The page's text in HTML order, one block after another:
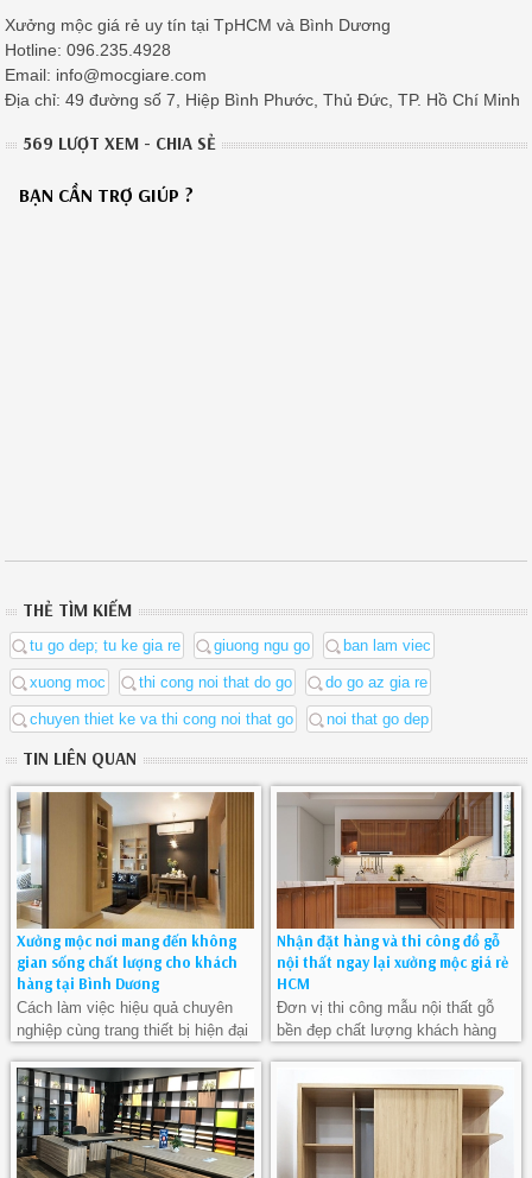
Xưởng mộc giá rẻ uy tín tại TpHCM và Bình Dương
Hotline: 096.235.4928
Email: info@mocgiare.com
Địa chỉ: 49 đường số 7, Hiệp Bình Phước, Thủ Đức, TP. Hồ Chí Minh
569 LƯỢT XEM - CHIA SẺ
BẠN CẦN TRỢ GIÚP ?
THẺ TÌM KIẾM
tu go dep; tu ke gia re giuong ngu go ban lam viec
xuong moc thi cong noi that do go do go az gia re
chuyen thiet ke va thi cong noi that go noi that go dep
TIN LIÊN QUAN
Xưởng mộc nơi mang đến không
gian sống chất lượng cho khách
hàng tại Bình Dương
Cách làm việc hiệu quả chuyên
nghiệp cùng trang thiết bị hiện đại
phẩm nội thất gỗ đẹp nhất.
Nhận đặt hàng và thi công đồ gỗ
nội thất ngay lại xưởng mộc giá rẻ
HCM
Đơn vị thi công mẫu nội thất gỗ
bền đẹp chất lượng khách hàng